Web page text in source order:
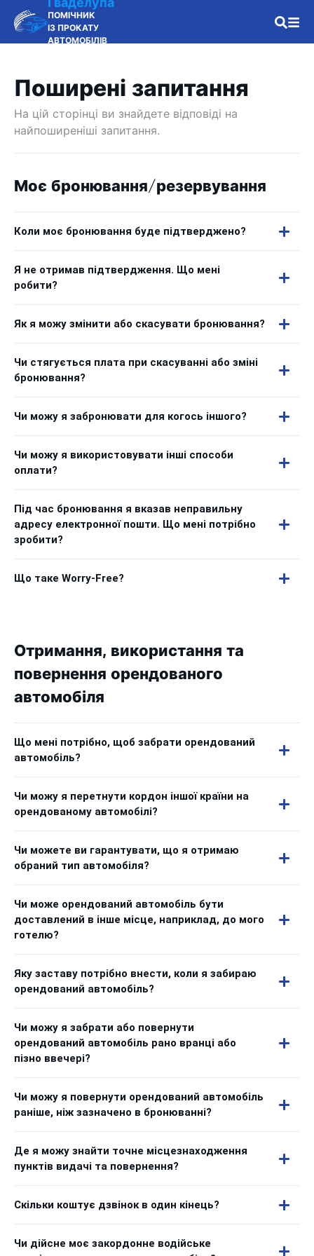
ПОМІЧНИК
ІЗ ПРОКАТУ
АВТОМОБІЛІВ
Поширені запитання
На цій сторінці ви знайдете відповіді на
найпоширеніші запитання.
Моє бронювання/резервування
Коли моє бронювання буде підтверджено?
Я не отримав підтвердження. Що мені
робити?
Як я можу змінити або скасувати бронювання?
Чи стягується плата при скасуванні або зміні
бронювання?
Чи можу я забронювати для когось іншого?
Чи можу я використовувати інші способи
оплати?
Під час бронювання я вказав неправильну
адресу електронної пошти. Що мені потрібно
зробити?
Що таке Worry-Free?
Отримання, використання та
повернення орендованого
автомобіля
Що мені потрібно, щоб забрати орендований
автомобіль?
Чи можу я перетнути кордон іншої країни на
орендованому автомобілі?
Чи можете ви гарантувати, що я отримаю
обраний тип автомобіля?
Чи може орендований автомобіль бути
доставлений в інше місце, наприклад, до мого
готелю?
Яку заставу потрібно внести, коли я забираю
орендований автомобіль?
Чи можу я забрати або повернути
орендований автомобіль рано вранці або
пізно ввечері?
Чи можу я повернути орендований автомобіль
раніше, ніж зазначено в бронюванні?
Де я можу знайти точне місцезнаходження
пунктів видачі та повернення?
Скільки коштує дзвінок в один кінець?
Чи дійсне моє закордонне водійське